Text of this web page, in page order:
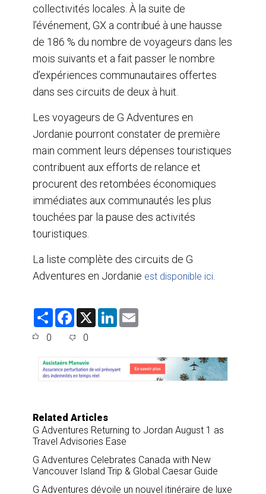
collectivités locales. À la suite de
l’événement, GX a contribué à une hausse
de 186 % du nombre de voyageurs dans les
mois suivants et a fait passer le nombre
d’expériences communautaires offertes
dans ses circuits de deux à huit.
Les voyageurs de G Adventures en
Jordanie pourront constater de première
main comment leurs dépenses touristiques
contribuent aux efforts de relance et
procurent des retombées économiques
immédiates aux communautés les plus
touchées par la pause des activités
touristiques.
La liste complète des circuits de G
Adventures en Jordanie est disponible ici.
S
F
e
o
o
k
X
L
I
0 0
Related Articles
G Adventures Returning to Jordan August 1 as
Travel Advisories Ease
G Adventures Celebrates Canada with New
Vancouver Island Trip & Global Caesar Guide
G Adventures dévoile un nouvel itinéraire de luxe